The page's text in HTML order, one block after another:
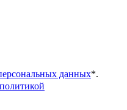
данных*.
политикой